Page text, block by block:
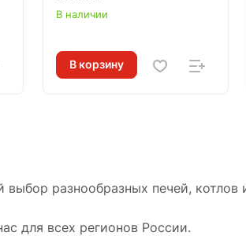
В наличии
В корзину
разнообразных печей, котлов
для всех регионов России.